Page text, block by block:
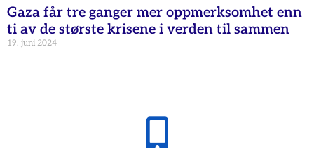
Gaza får tre ganger mer oppmerksomhet enn
ti av de største krisene i verden til sammen
19. juni 2024